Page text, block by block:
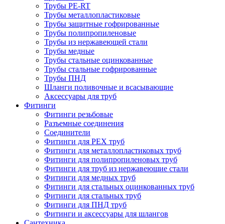
Трубы PE-RT
Трубы металлопластиковые
Трубы защитные гофрированные
Трубы полипропиленовые
Трубы из нержавеющей стали
Трубы медные
Трубы стальные оцинкованные
Трубы стальные гофрированные
Трубы ПНД
Шланги поливочные и всасывающие
Аксессуары для труб
Фитинги
Фитинги резьбовые
Разъемные соединения
Соединители
Фитинги для PEX труб
Фитинги для металлопластиковых труб
Фитинги для полипропиленовых труб
Фитинги для труб из нержавеющие стали
Фитинги для медных труб
Фитинги для стальных оцинкованных труб
Фитинги для стальных труб
Фитинги для ПНД труб
Фитинги и аксессуары для шлангов